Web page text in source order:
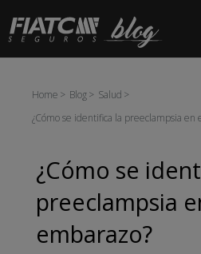
Saltar al contenido principal
Home Blog
Salud
¿Cómo se identifica la preeclampsia en
¿Cómo se
preeclampsia
embarazo?